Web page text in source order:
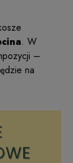
. W
–
na